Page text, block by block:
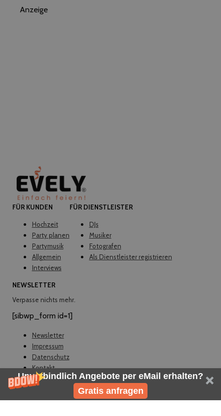
Unverbindlich Angebote per eMail erhalten?
Gratis anfragen
Anzeige
FÜR KUNDEN
Hochzeit
Party planen
Partymusik
Allgemein
Interviews
FÜR DIENSTLEISTER
DJs
Musiker
Fotografen
Als Dienstleister registrieren
NEWSLETTER
Verpasse nichts mehr.
[sibwp_form id=1]
© EVELY 2026
Newsletter
Impressum
Datenschutz
Kontakt